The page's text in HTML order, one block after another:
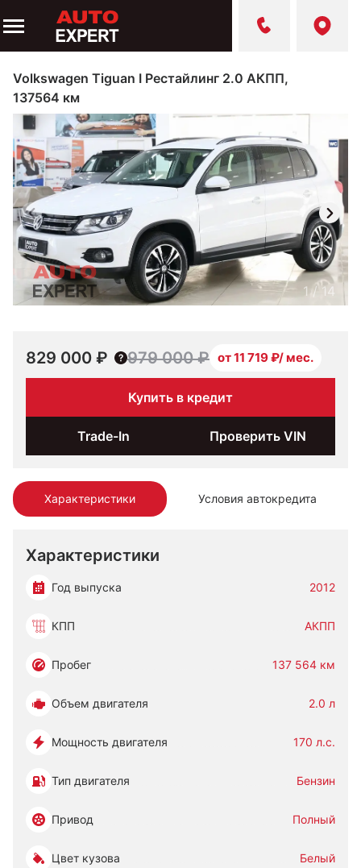
Volkswagen Tiguan I Рестайлинг 2.0 АКПП,
137564 км
Характеристики Условия автокредита
Характеристики
Год выпуска 2012
КПП АКПП
Пробег 137 564 км
Объем двигателя 2.0 л
Мощность двигателя 170 л.с.
Тип двигателя Бензин
Привод Полный
Цвет кузова Белый
1/ 14
829 000 ₽ 979 000 ₽ от 11 719 ₽/ мес.
Купить в кредит
Trade-In Проверить VIN